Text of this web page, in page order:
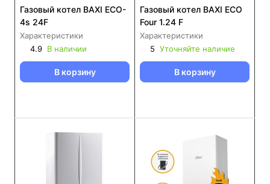
Газовый котел BAXI ECO-
4s 24F
Характеристики
4.9 В наличии
В корзину
Газовый котел BAXI ECO
Four 1.24 F
Характеристики
5 Уточняйте наличие
В корзину